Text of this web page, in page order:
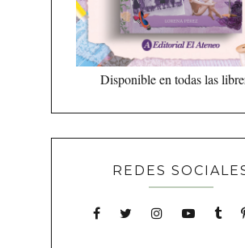
Disponible en todas las
REDES